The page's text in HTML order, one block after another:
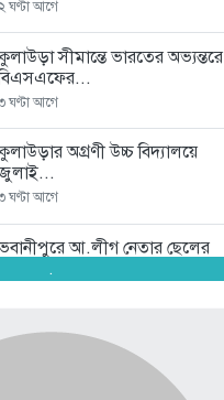
২ ঘণ্টা আগে
সীমান্তে ভারতের অভ্যন্তরে
ঘণ্টা আগে
অগ্রণী উচ্চ বিদ্যালয়ে
ঘণ্টা আগে
আ.লীগ নেতার ছেলের
বিরুদ্ধে...
বিশ্বকাপ বয়কটের সিদ্ধান্তে
.